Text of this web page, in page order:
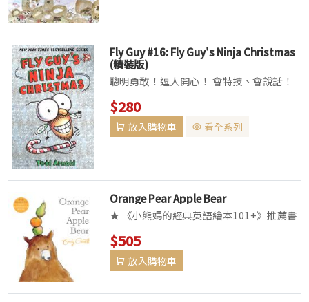
Fly Guy #16: Fly Guy's Ninja Christmas
(精裝版)
聰明勇敢！逗人開心！ 會特技、會說話！
對主人非常忠心！ 不思議的神奇寵物 Fly
GuyThis is FLY GUY! Is he a pest or is
he a pet?你相信蒼蠅能當寵物嗎...
$280
放入購物車 看全系列
Orange Pear Apple Bear
★ 《小熊媽的經典英語繪本101+》推薦書
單 ★ 吳敏蘭《繪本123，用五感玩出寶寶
的英語好感度》推薦書單 – 同場加映 ★
《大人也喜歡的繪本》推薦書單 Delight
$505
放入購物車